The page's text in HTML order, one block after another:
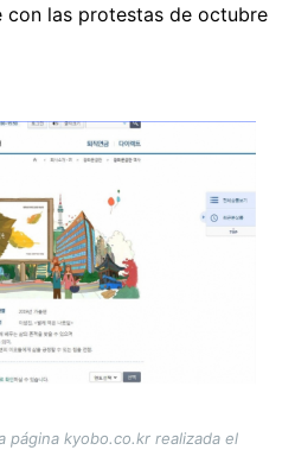
las protestas de octubre
página kyobo.co.kr realizada el